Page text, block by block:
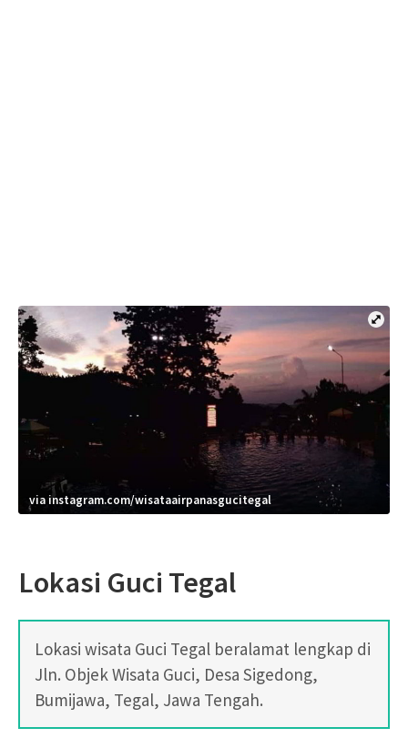
via instagram.com/wisataairpanasgucitegal
Lokasi Guci Tegal
Lokasi wisata Guci Tegal beralamat lengkap di
Jln. Objek Wisata Guci, Desa Sigedong,
Bumijawa, Tegal, Jawa Tengah.